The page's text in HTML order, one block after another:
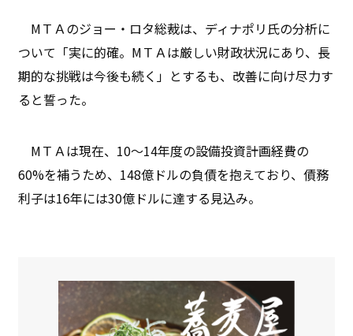
MＴＡのジョー・ロタ総裁は、ディナポリ氏の分析に
ついて「実に的確。MＴＡは厳しい財政状況にあり、長
期的な挑戦は今後も続く」とするも、改善に向け尽力す
ると誓った。
MＴＡは現在、10〜14年度の設備投資計画経費の
60%を補うため、148億ドルの負債を抱えており、債務
利子は16年には30億ドルに達する見込み。